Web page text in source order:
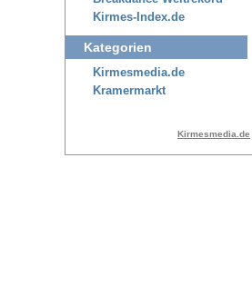
Kirmes-Index.de
Kategorien
Kirmesmedia.de
Kramermarkt
Kirmesmedia.de